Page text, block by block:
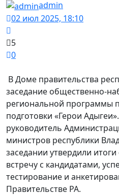
admin
02 июл 2025, 18:10
5
0
В Доме правительства
заседание общественно-
региональной программы
подготовки «Герои
руководитель
министров республики
заседании утвердили
встречу с кандидатами,
тестирование и
Правительстве РА.